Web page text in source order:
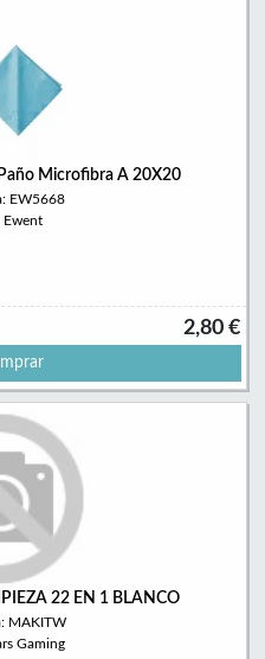
Microfibra A 20X20
EW5668
Ewent
2,80 €
22 EN 1 BLANCO
MAKITW
Gaming